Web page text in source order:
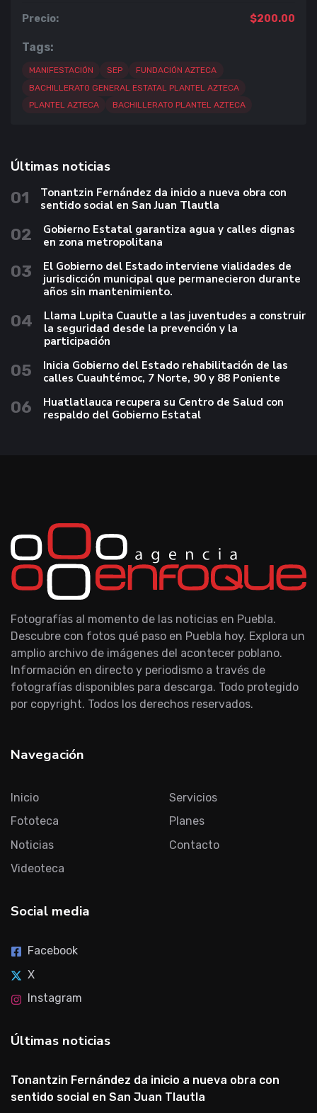
Precio: $200.00
Tags:
MANIFESTACIÓN SEP
FUNDACIÓN AZTECA
BACHILLERATO GENERAL ESTATAL PLANTEL AZTECA
PLANTEL AZTECA
BACHILLERATO PLANTEL AZTECA
Últimas noticias
01
Tonantzin Fernández da inicio a nueva obra con
sentido social en San Juan Tlautla
02
Gobierno Estatal garantiza agua y calles dignas
en zona metropolitana
03
El Gobierno del Estado interviene vialidades de
jurisdicción municipal que permanecieron durante
años sin mantenimiento.
04
Llama Lupita Cuautle a las juventudes a construir
la seguridad desde la prevención y la
participación
05
Inicia Gobierno del Estado rehabilitación de las
calles Cuauhtémoc, 7 Norte, 90 y 88 Poniente
06
Huatlatlauca recupera su Centro de Salud con
respaldo del Gobierno Estatal
Fotografías al momento de las noticias en Puebla.
Descubre con fotos qué paso en Puebla hoy. Explora un
amplio archivo de imágenes del acontecer poblano.
Información en directo y periodismo a través de
fotografías disponibles para descarga. Todo protegido
por copyright. Todos los derechos reservados.
Navegación
Inicio
Fototeca
Noticias
Videoteca
Servicios
Planes
Contacto
Social media
Facebook
X
Instagram
Últimas noticias
Tonantzin Fernández da inicio a nueva obra con
sentido social en San Juan Tlautla